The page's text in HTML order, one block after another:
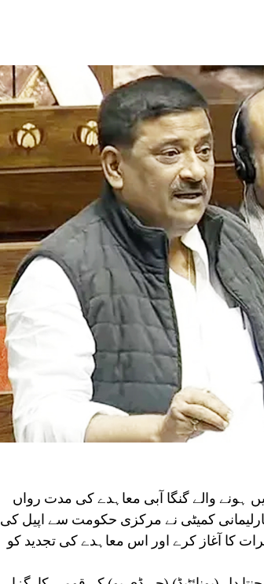
دہلی:بھارت اور بنگلہ دیش کے درمیان 1996 میں ہونے والے گنگا آبی معاہدے کی مدت رواں
کمیٹی نے مرکزی حکومت سے اپیل کی
کا آغاز کرے اور اس معاہدے کی تجدید کو